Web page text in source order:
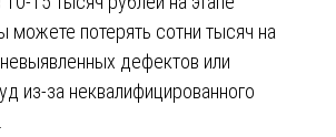
можете потерять сотни тысяч на
дефектов или
из-за неквалифицированного